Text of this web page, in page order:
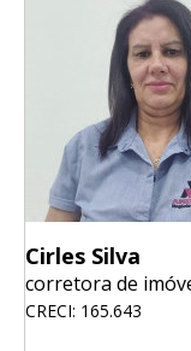
Cirles Silva
corretora de
CRECI: 165.643